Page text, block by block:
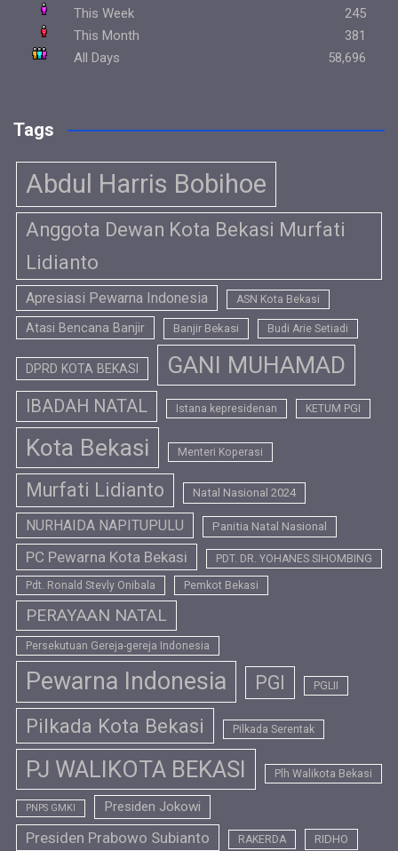
This Week
245
This Month
381
All Days
58,696
Tags
Abdul Harris Bobihoe
Anggota Dewan Kota Bekasi Murfati
Lidianto
Apresiasi Pewarna Indonesia ASN Kota Bekasi
Atasi Bencana Banjir Banjir Bekasi Budi Arie Setiadi
DPRD KOTA BEKASI GANI MUHAMAD
IBADAH NATAL Istana kepresidenan KETUM PGI
Kota Bekasi Menteri Koperasi
Murfati Lidianto Natal Nasional 2024
NURHAIDA NAPITUPULU Panitia Natal Nasional
PC Pewarna Kota Bekasi PDT. DR. YOHANES SIHOMBING
Pdt. Ronald Stevly Onibala Pemkot Bekasi
PERAYAAN NATAL
Persekutuan Gereja-gereja Indonesia
Pewarna Indonesia PGI PGLII
Pilkada Kota Bekasi Pilkada Serentak
PJ WALIKOTA BEKASI Plh Walikota Bekasi
PNPS GMKI Presiden Jokowi
Presiden Prabowo Subianto RAKERDA RIDHO